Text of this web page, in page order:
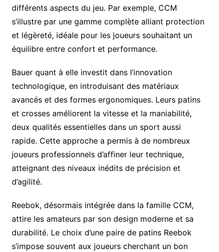
différents aspects du jeu. Par exemple, CCM
s’illustre par une gamme complète alliant protection
et légèreté, idéale pour les joueurs souhaitant un
équilibre entre confort et performance.
Bauer quant à elle investit dans l’innovation
technologique, en introduisant des matériaux
avancés et des formes ergonomiques. Leurs patins
et crosses améliorent la vitesse et la maniabilité,
deux qualités essentielles dans un sport aussi
rapide. Cette approche a permis à de nombreux
joueurs professionnels d’affiner leur technique,
atteignant des niveaux inédits de précision et
d’agilité.
Reebok, désormais intégrée dans la famille CCM,
attire les amateurs par son design moderne et sa
durabilité. Le choix d’une paire de patins Reebok
s’impose souvent aux joueurs cherchant un bon